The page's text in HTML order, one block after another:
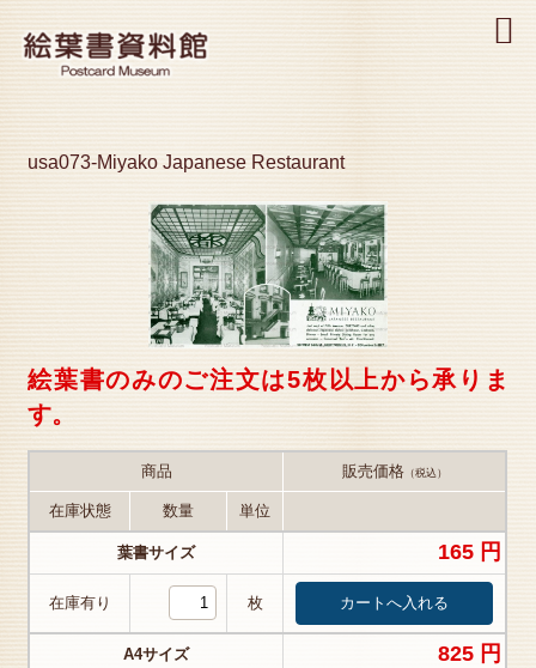
usa073-Miyako Japanese Restaurant
絵葉書のみのご注文は5枚以上から承りま
す。
商品 販売価格（税込）
在庫状態 数量 単位
葉書サイズ 165 円
在庫有り 枚
A4サイズ 825 円